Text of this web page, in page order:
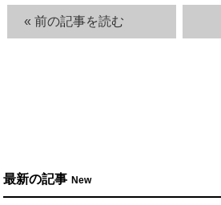
« 前の記事を読む
最新の記事 New